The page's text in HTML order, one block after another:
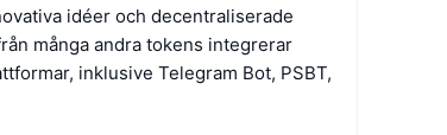
idéer och decentraliserade
många andra tokens integrerar
inklusive Telegram Bot, PSBT,